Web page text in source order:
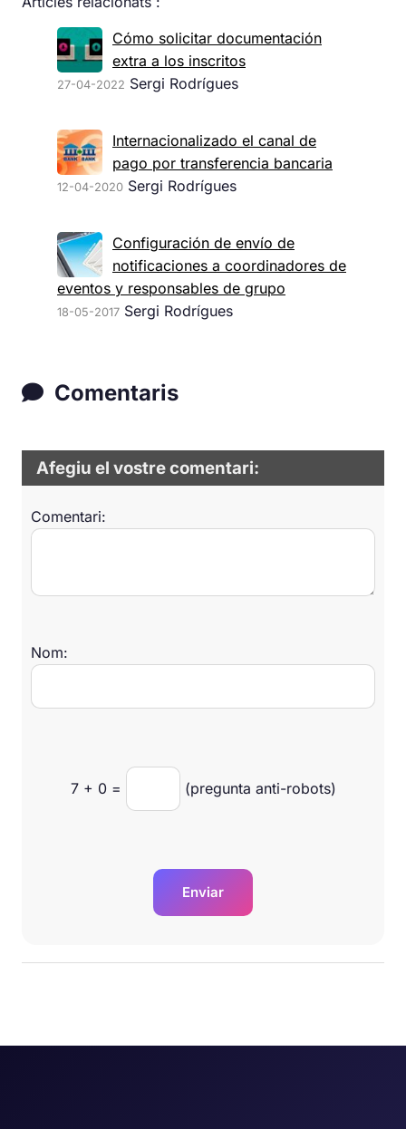
Cómo solicitar documentación
extra a los inscritos
27-04-2022 Sergi Rodrígues
Internacionalizado el canal de
pago por transferencia bancaria
12-04-2020 Sergi Rodrígues
Configuración de envío de
notificaciones a coordinadores de
eventos y responsables de grupo
18-05-2017 Sergi Rodrígues
Comentaris
Afegiu el vostre comentari:
Comentari:
Nom:
7+ 0= (pregunta anti-robots)
Enviar